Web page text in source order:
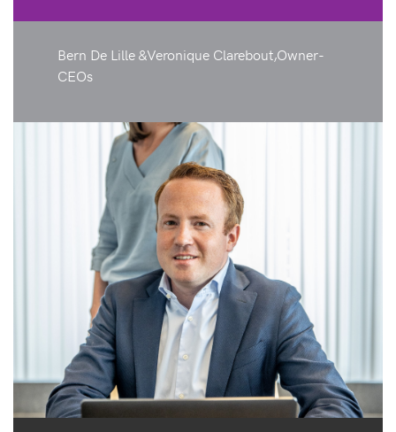
Bern De Lille &Veronique Clarebout,Owner-
CEOs